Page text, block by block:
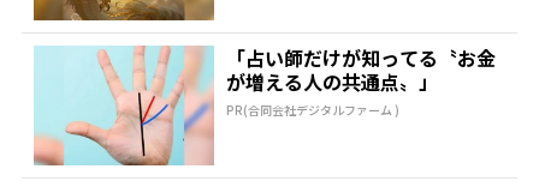
「占い師だけが知ってる〝お金
が増える人の共通点〟」
PR(合同会社デジタルファーム )